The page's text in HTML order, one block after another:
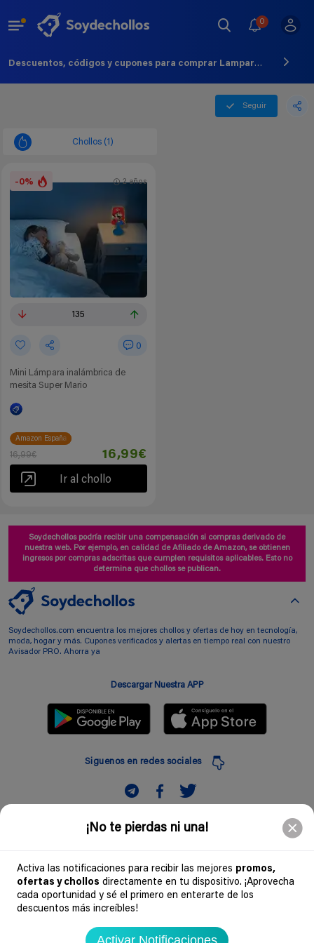
¡No te pierdas ni una!
Activa las notificaciones para recibir las mejores promos,
ofertas y chollos directamente en tu dispositivo. ¡Aprovecha
cada oportunidad y sé el primero en enterarte de los
descuentos más increíbles!
Activar Notificaciones
0
Descuentos, códigos y cupones para comprar Lampara De Mesita - Agosto - 2026
Seguir
Chollos (1)
-0%
135
0
Mini Lámpara inalámbrica de
mesita Super Mario
2 años
Amazon España
16,99€ 16,99€
Ir al chollo
Soydechollos podría recibir una compensación si compras derivado de
nuestra web. Por ejemplo, en calidad de Afiliado de Amazon, se obtienen
ingresos por compras adscritas que cumplen requisitos aplicables. Esto no
determina que chollos se publican.
Soydechollos.com encuentra los mejores chollos y ofertas de hoy en tecnología,
moda, hogar y más. Cupones verificados y alertas en tiempo real con nuestro
Avisador PRO. Ahorra ya
Descargar Nuestra APP
Siguenos en redes sociales
Suscribir
Comunidad